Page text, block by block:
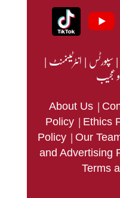
|سپورٹس|انٹرٹینمنٹ|
عجیب
About Us |
Policy | Ethics
Policy | Our
and Advertising
Terms